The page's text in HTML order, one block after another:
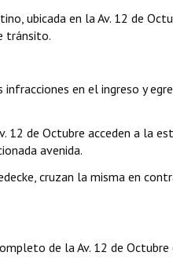
ubicada en la Av. 12 de
tránsito.
en el ingreso y
de Octubre acceden a la
avenida.
cruzan la misma en
de la Av. 12 de